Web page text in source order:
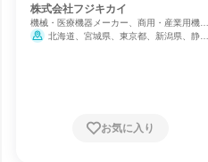
株式会社フジキカイ
機械・医療機器メーカー、商用・産業用機械
サービス、一般的な修理・メンテナンス
北海道、宮城県、東京都、新潟県、静岡
お気に入り